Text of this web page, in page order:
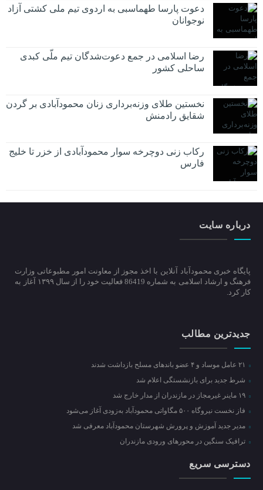
دعوت پارسا طهماسبی به اردوی تیم ملی کشتی آزاد
نوجوانان
رضا اسلامی در جمع دعوت‌شدگان تیم ملّی کبدی
ساحلی کشور
نخستین طلای وزنه‌برداری زنان محمودآبادی بر گردن
شقایق رادمنش
رکاب زنی دوچرخه سوار محمودآبادی از خزر تا خلیج
فارس
درباره سایت
پایگاه خبری محمودآباد آنلاین با اخذ مجوز از معاونت امور مطبوعاتی وزارت
فرهنگ و ارشاد اسلامی به شماره 86419 فعالیت خود را از سال ۱۳۹۹ آغاز به
کار کرد.
جدیدترین مطالب
شرط جدید برای بازنشستگی اعلام شد
۱۹ ماینر غیرمجاز در مازندران از مدار خارج شد
فاز نخست نیروگاه ۵۰۰ مگاواتی محمودآباد به‌زودی آغاز می‌شود
مدیر جدید آموزش و پرورش شهرستان محمودآباد معرفی شد
ترافیک سنگین در محور‌های ورودی مازندران
دسترسی سریع